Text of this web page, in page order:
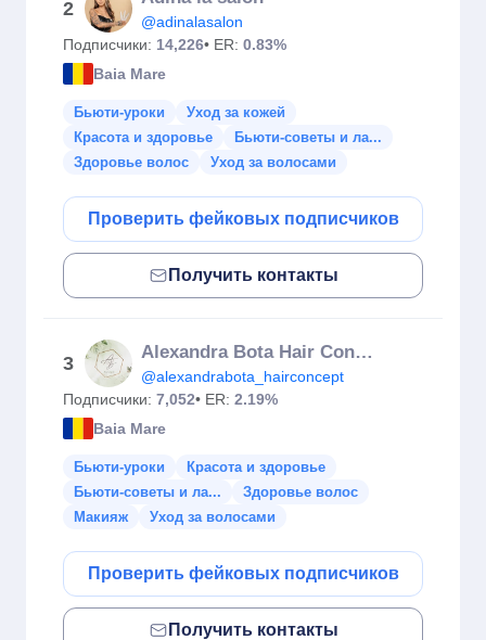
2
@adinalasalon
Подписчики: 14,226• ER: 0.83%
Baia Mare
Бьюти-уроки
Уход за кожей
Красота и здоровье
Бьюти-советы и ла...
Здоровье волос
Уход за волосами
Проверить фейковых подписчиков
Получить контакты
3
Alexandra Bota Hair Concept
@alexandrabota_hairconcept
Подписчики: 7,052• ER: 2.19%
Baia Mare
Бьюти-уроки
Красота и здоровье
Бьюти-советы и ла...
Здоровье волос
Макияж
Уход за волосами
Проверить фейковых подписчиков
Получить контакты